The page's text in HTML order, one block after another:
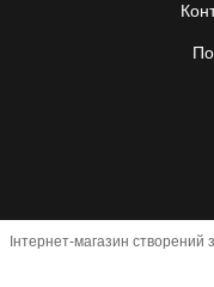
Інтернет-магазин